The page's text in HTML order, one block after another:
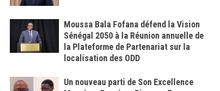
Moussa Bala Fofana défend la Vision
Sénégal 2050 à la Réunion annuelle de
la Plateforme de Partenariat sur la
localisation des ODD
Un nouveau parti de Son Excellence